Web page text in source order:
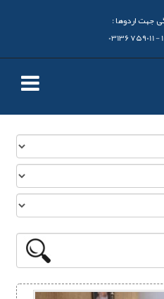
اردوها :